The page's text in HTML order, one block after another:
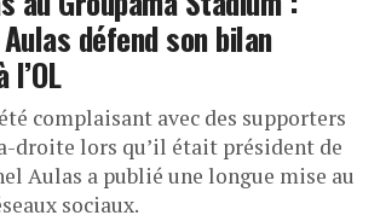
défend son bilan
complaisant avec des supporters
droite lors qu’il était président de
Aulas a publié une longue mise au
sociaux.